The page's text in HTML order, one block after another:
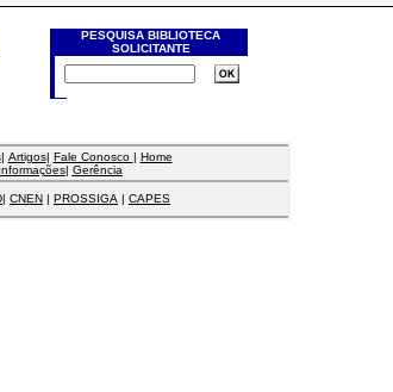
PESQUISA BIBLIOTECA
SOLICITANTE
| Artigos| Fale Conosco | Home
Informações| Gerência
| CNEN | PROSSIGA | CAPES